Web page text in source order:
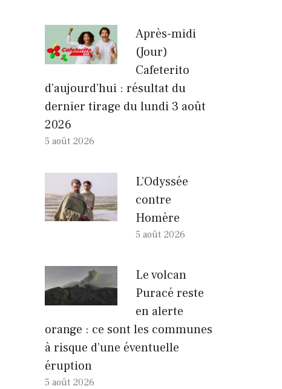
Après-midi
(Jour)
Cafeterito
d’aujourd’hui : résultat du
dernier tirage du lundi 3 août
2026
5 août 2026
L’Odyssée
contre
Homère
5 août 2026
Le volcan
Puracé reste
en alerte
orange : ce sont les communes
à risque d’une éventuelle
éruption
5 août 2026